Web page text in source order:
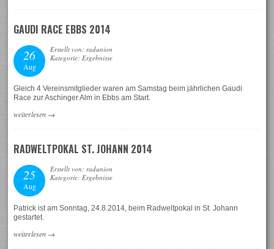
GAUDI RACE EBBS 2014
26
Aug
Erstellt von: radunion
Kategorie: Ergebnisse
Gleich 4 Vereinsmitglieder waren am Samstag beim jährlichen Gaudi
Race zur Aschinger Alm in Ebbs am Start.
weiterlesen →
RADWELTPOKAL ST. JOHANN 2014
25
Aug
Erstellt von: radunion
Kategorie: Ergebnisse
Patrick ist am Sonntag, 24.8.2014, beim Radweltpokal in St. Johann
gestartet.
weiterlesen →